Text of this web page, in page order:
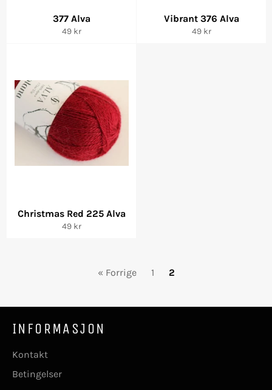
377 Alva
Vanlig
49 kr
Vibrant 376 Alva
Vanlig
49 kr
Christmas Red 225 Alva
Vanlig
49 kr
« Forrige 1 2
INFORMASJON
Kontakt
Betingelser